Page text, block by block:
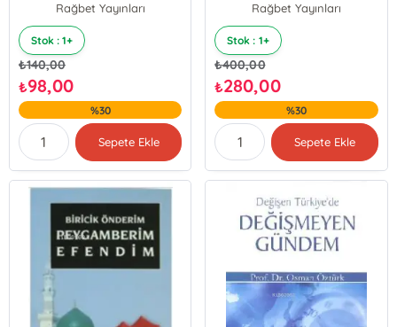
Rağbet Yayınları
Stok : 1+
₺140,00
₺98,00
%30
Sepete Ekle
Rağbet Yayınları
Stok : 1+
₺400,00
₺280,00
%30
Sepete Ekle